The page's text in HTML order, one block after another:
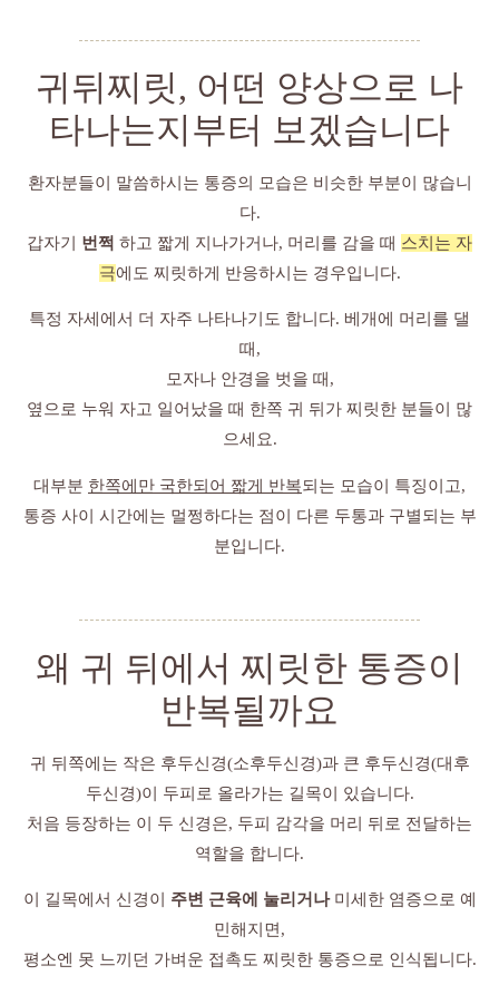
귀뒤찌릿, 어떤 양상으로 나
타나는지부터 보겠습니다
환자분들이 말씀하시는 통증의 모습은 비슷한 부분이 많습니
다.
갑자기 번쩍 하고 짧게 지나가거나, 머리를 감을 때 스치는 자
극에도 찌릿하게 반응하시는 경우입니다.
특정 자세에서 더 자주 나타나기도 합니다. 베개에 머리를 댈
때,
모자나 안경을 벗을 때,
옆으로 누워 자고 일어났을 때 한쪽 귀 뒤가 찌릿한 분들이 많
으세요.
대부분 한쪽에만 국한되어 짧게 반복되는 모습이 특징이고,
통증 사이 시간에는 멀쩡하다는 점이 다른 두통과 구별되는 부
분입니다.
왜 귀 뒤에서 찌릿한 통증이
반복될까요
귀 뒤쪽에는 작은 후두신경(소후두신경)과 큰 후두신경(대후
두신경)이 두피로 올라가는 길목이 있습니다.
처음 등장하는 이 두 신경은, 두피 감각을 머리 뒤로 전달하는
역할을 합니다.
이 길목에서 신경이 주변 근육에 눌리거나미세한 염증으로 예
민해지면,
평소엔 못 느끼던 가벼운 접촉도 찌릿한 통증으로 인식됩니다.